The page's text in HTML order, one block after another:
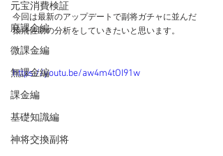
元宝消費検証
廃課金編
微課金編
無課金編
課金編
基礎知識編
神将交換副将
今回は最新のアップデートで副将ガチャに並んだ
猿飛佐助の分析をしていきたいと思います。
https://youtu.be/aw4m4tOI91w